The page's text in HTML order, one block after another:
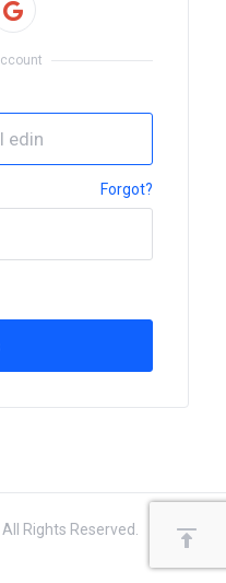
in with Facebook
Forgot?
Rights Reserved.